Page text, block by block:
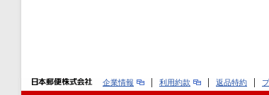
企業情報 利用約款 返品特約